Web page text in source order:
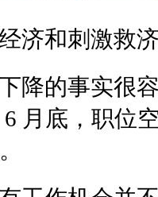
济和刺激救
降的事实很
月底，职位